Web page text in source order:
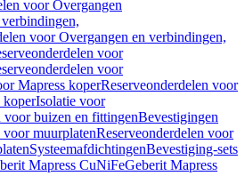
voor Overgangen
voor Overgangen en verbindingen,
voor
voor
Mapress koperReserveonderdelen voor
koperIsolatie voor
buizen en fittingenBevestigingen
muurplatenReserveonderdelen voor
SysteemafdichtingenBevestiging-sets
Mapress CuNiFeGeberit Mapress